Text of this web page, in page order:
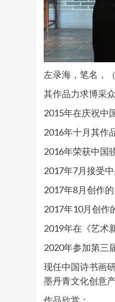
左录海，笔名，
其作品力求博采
2015年在庆祝中
2016年十月其作
2016年荣获中国
2017年7月接受
2017年8月创作
2017年10月创作
2019年在《艺术
2020年参加第三
现任中国诗书画
墨丹青文化创意